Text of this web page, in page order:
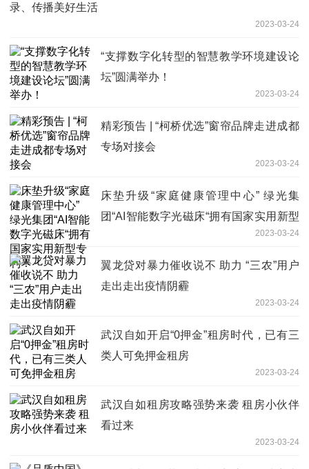
录、传播美好生活
2023-03-24
“支撑数字化转型的智慧教学环境建设论
坛”圆满举办！
2023-03-24
精彩预告 | “柯桥优选”窗帘品牌走进成都
专场对接会
2023-03-24
床垫升级“家庭健康管理中心” 绿光集
团“AI智能数字光磁床“拥有国家实用新型
2023-03-24
翼龙贷对暴力催收说不 助力 “三农”用户
走出走出疫情阴霾
2023-03-24
武汉自如开启“0押金”租房时代，已有三
类人可免押金租房
2023-03-24
武汉自如租房攻略强势来袭 租房小伙伴
看过来
2023-03-24